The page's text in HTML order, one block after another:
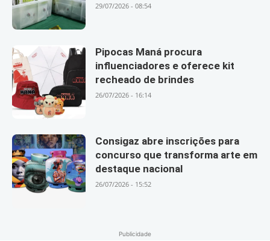
29/07/2026 - 08:54
Pipocas Maná procura
influenciadores e oferece kit
recheado de brindes
26/07/2026 - 16:14
Consigaz abre inscrições para
concurso que transforma arte em
destaque nacional
26/07/2026 - 15:52
Publicidade